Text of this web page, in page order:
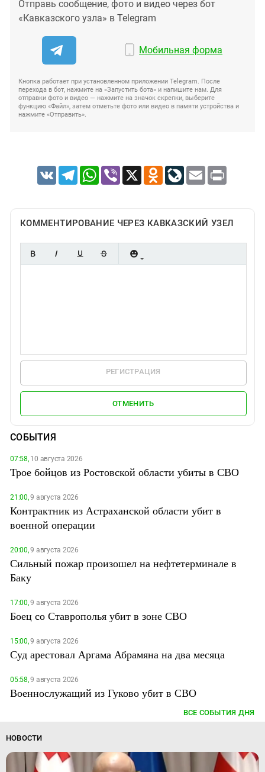
Отправь сообщение, фото и видео через бот
«Кавказского узла» в Telegram
Мобильная форма
Кнопка работает при установленном приложении Telegram. После
перехода в бот, нажмите на «Запустить бота» и напишите нам. Для
отправки фото и видео — нажмите на значок скрепки, выберите
функцию «Файл», затем отметьте фото или видео в памяти устройства и
нажмите «Отправить».
VK TelegramWhatsApp
Viber X Odnoklassniki
LiveJournal
Email Print
КОММЕНТИРОВАНИЕ ЧЕРЕЗ КАВКАЗСКИЙ УЗЕЛ
РЕГИСТРАЦИЯ
ОТМЕНИТЬ
СОБЫТИЯ
07:58,10 августа 2026
Трое бойцов из Ростовской области убиты в СВО
21:00,9 августа 2026
Контрактник из Астраханской области убит в
военной операции
20:00,9 августа 2026
Сильный пожар произошел на нефтетерминале в
Баку
17:00,9 августа 2026
Боец со Ставрополья убит в зоне СВО
15:00,9 августа 2026
Суд арестовал Аргама Абрамяна на два месяца
05:58,9 августа 2026
Военнослужащий из Гуково убит в СВО
ВСЕ СОБЫТИЯ ДНЯ
НОВОСТИ